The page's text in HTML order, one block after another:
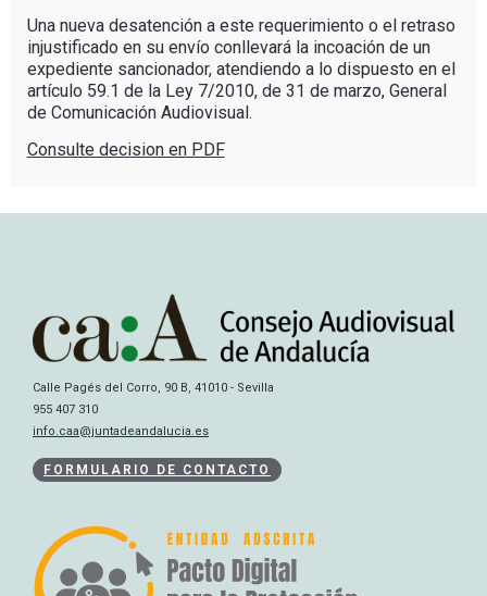
Una nueva desatención a este requerimiento o el retraso
injustificado en su envío conllevará la incoación de un
expediente sancionador, atendiendo a lo dispuesto en el
artículo 59.1 de la Ley 7/2010, de 31 de marzo, General
de Comunicación Audiovisual.
Consulte decision en PDF
Calle Pagés del Corro, 90 B, 41010 - Sevilla
955 407 310
info.caa@juntadeandalucia.es
FORMULARIO DE CONTACTO